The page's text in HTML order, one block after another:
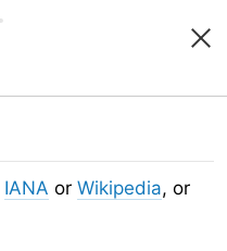
IANA or Wikipedia, or